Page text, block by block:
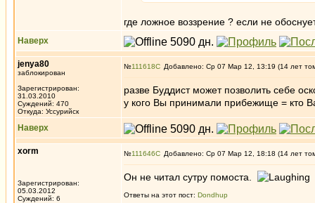
где ложное воззрение ? если не
Наверх
jenya80
заблокирован
Зарегистрирован:
31.03.2010
Суждений: 470
Откуда: Уссурийск
№111618 Добавлено: Ср 07 Мар 12, 13:19 (14 лет
разве Буддист может позволить себе
у кого Вы принимали прибежище = кто
Наверх
xorm
Зарегистрирован:
05.03.2012
Суждений: 6
№111646 Добавлено: Ср 07 Мар 12, 18:18 (14 лет
Он не читал сутру помоста.
Ответы на этот пост: Dondhup